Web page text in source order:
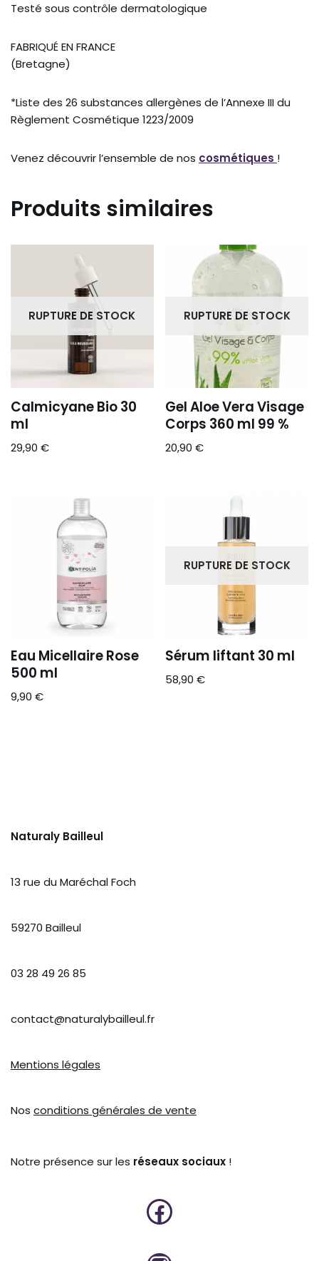
Testé sous contrôle dermatologique
FABRIQUÉ EN FRANCE
(Bretagne)
*Liste des 26 substances allergènes de l’Annexe III du
Règlement Cosmétique 1223/2009
Venez découvrir l’ensemble de nos cosmétiques !
Produits similaires
RUPTURE DE STOCK
Calmicyane Bio 30
ml
29,90 €
RUPTURE DE STOCK
Gel Aloe Vera Visage
Corps 360 ml 99 %
20,90€
Eau Micellaire Rose
500 ml
9,90 €
RUPTURE DE STOCK
Sérum liftant 30 ml
58,90€
Naturaly Bailleul
13 rue du Maréchal Foch
59270 Bailleul
03 28 49 26 85
contact@naturalybailleul.fr
Mentions légales
Nos conditions générales de vente
Notre présence sur les réseaux sociaux !